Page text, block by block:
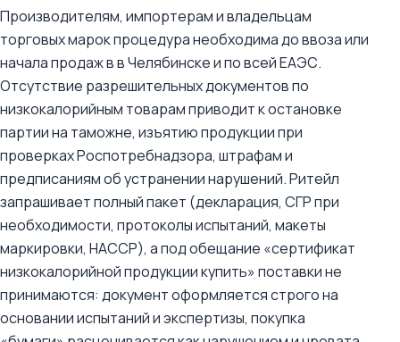
Производителям, импортерам и владельцам
торговых марок процедура необходима до ввоза или
начала продаж в в Челябинске и по всей ЕАЭС.
Отсутствие разрешительных документов по
низкокалорийным товарам приводит к остановке
партии на таможне, изъятию продукции при
проверках Роспотребнадзора, штрафам и
предписаниям об устранении нарушений. Ритейл
запрашивает полный пакет (декларация, СГР при
необходимости, протоколы испытаний, макеты
маркировки, HACCP), а под обещание «сертификат
низкокалорийной продукции купить» поставки не
принимаются: документ оформляется строго на
основании испытаний и экспертизы, покупка